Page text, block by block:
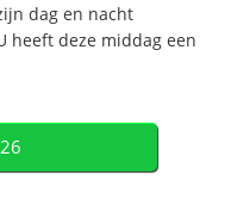
dag en nacht
heeft deze middag een